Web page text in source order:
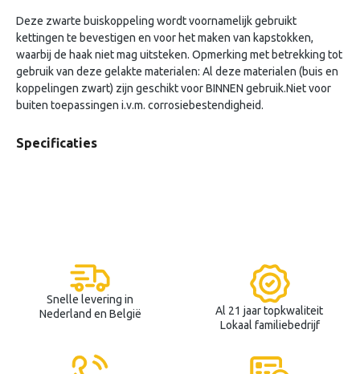
Deze zwarte buiskoppeling wordt voornamelijk gebruikt
kettingen te bevestigen en voor het maken van kapstokken,
waarbij de haak niet mag uitsteken. Opmerking met betrekking tot
gebruik van deze gelakte materialen: Al deze materialen (buis en
koppelingen zwart) zijn geschikt voor BINNEN gebruik.Niet voor
buiten toepassingen i.v.m. corrosiebestendigheid.
Specificaties
Snelle levering in
Nederland en België
Al 21 jaar topkwaliteit
Lokaal familiebedrijf